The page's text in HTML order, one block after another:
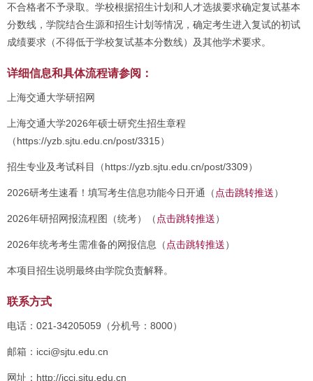
不合格者不予录取。学校根据招生计划和人才选拔要求确定复试基本
分数线，学院结合生源和招生计划等情况，确定考生进入复试的初试
成绩要求（不得低于学校复试基本分数线）及其他学术要求。
详细信息和具体流程请参阅：
上海交通大学研招网
上海交通大学2026年硕士研究生招生章程
（https://yzb.sjtu.edu.cn/post/3315）
招生专业及考试科目（https://yzb.sjtu.edu.cn/post/3309）
2026研考生速看！填写考生信息功能今日开通（ 点击跳转推送）
2026年研招网报流程图（统考）（ 点击跳转推送）
2026年统考考生需准备的网报信息（ 点击跳转推送）
本项目招生说明最终由学院负责解释。
联系方式
电话：021-34205059（分机号：8000）
邮箱：icci@sjtu.edu.cn
网址：http://icci.sjtu.edu.cn